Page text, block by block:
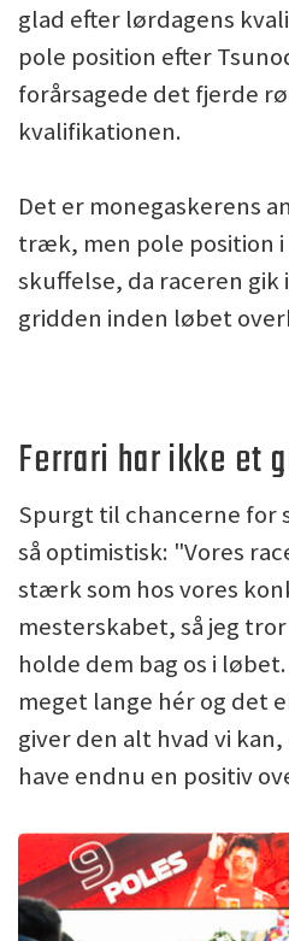
glad efter lørdagens
pole position efter
forårsagede det fjerde
kvalifikationen.
Det er monegaskerens
træk, men pole position i
skuffelse, da raceren gik
gridden inden løbet
Ferrari har ikke et
Spurgt til chancerne for
så optimistisk: "Vores
stærk som hos vores
mesterskabet, så jeg
holde dem bag os i
meget lange hér og det
giver den alt hvad vi
have endnu en positiv